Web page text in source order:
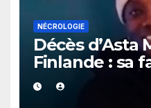
NÉCROLOGIE
Décès d’Asta
Finlande : sa
thèse du
toute la vérité.